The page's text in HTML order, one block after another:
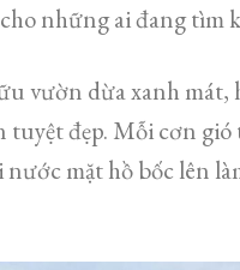
những ai đang tìm
vườn dừa xanh mát,
đẹp. Mỗi cơn
mặt hồ bốc lên